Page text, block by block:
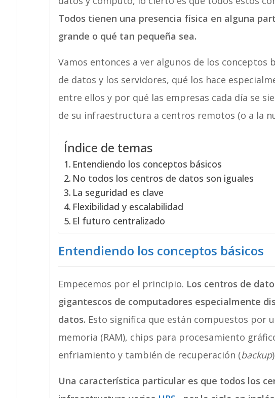
Todos tienen una presencia física en alguna
grande o qué tan pequeña sea.
Vamos entonces a ver algunos de los conceptos
de datos y los servidores, qué los hace
entre ellos y por qué las empresas cada día se
de su infraestructura a centros remotos (o a la
Índice de temas
Entendiendo los conceptos básicos
No todos los centros de datos son iguales
La seguridad es clave
Flexibilidad y escalabilidad
El futuro centralizado
Entendiendo los conceptos básicos
Empecemos por el principio. Los centros de
gigantescos de computadores especialmente
datos. Esto significa que están compuestos por
memoria (RAM), chips para procesamiento
enfriamiento y también de recuperación (backup
Una característica particular es que todos los